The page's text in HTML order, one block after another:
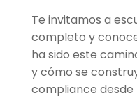
Te invitamos a
completo y
ha sido este
y cómo se
compliance desde